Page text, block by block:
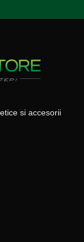
si accesorii